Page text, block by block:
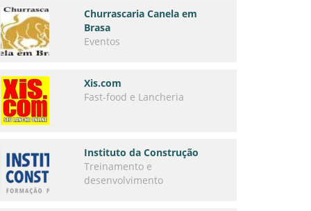
Churrascaria Canela em
Brasa
Eventos
Xis.com
Fast-food e Lancheria
Instituto da Construção
Treinamento e
desenvolvimento